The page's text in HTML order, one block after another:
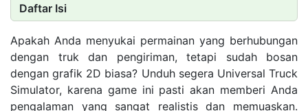
Daftar Isi
Apakah Anda menyukai permainan yang berhubungan
dengan truk dan pengiriman, tetapi sudah bosan
dengan grafik 2D biasa? Unduh segera Universal Truck
Simulator, karena game ini pasti akan memberi Anda
pengalaman yang sangat realistis dan memuaskan.